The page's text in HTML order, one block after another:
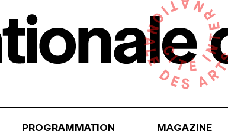
PROGRAMMATION MAGAZINE